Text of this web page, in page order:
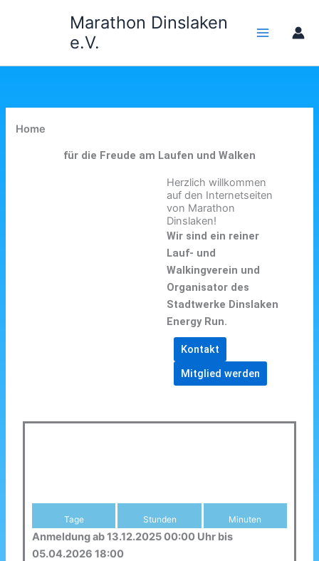
Marathon Dinslaken
e.V.
Home
für die Freude am Laufen und Walken
Herzlich willkommen
auf den Internetseiten
von Marathon
Dinslaken!
Wir sind ein reiner
Lauf- und
Walkingverein und
Organisator des
Stadtwerke Dinslaken
Energy Run.
Kontakt
Mitglied werden
Tage Stunden Minuten
Anmeldung ab 13.12.2025 00:00 Uhr bis
05.04.2026 18:00